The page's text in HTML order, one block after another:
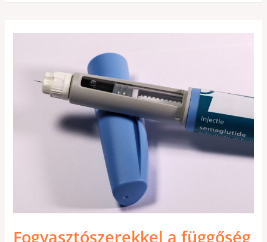
Fogyasztószerekkel a függőség
FOGYASZTÓSZEREKKEL
ITT
TARTUNK?